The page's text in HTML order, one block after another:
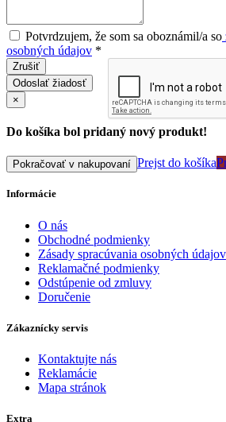
Potvrdzujem, že som sa oboznámil/a so
osobných údajov *
Zrušiť
Odoslať žiadosť
×
Do košíka bol pridaný nový produkt!
Pokračovať v nakupovaní Prejst do košíka
Informácie
O nás
Obchodné podmienky
Zásady spracúvania osobných údajov
Reklamačné podmienky
Odstúpenie od zmluvy
Doručenie
Zákaznícky servis
Kontaktujte nás
Reklamácie
Mapa stránok
Extra